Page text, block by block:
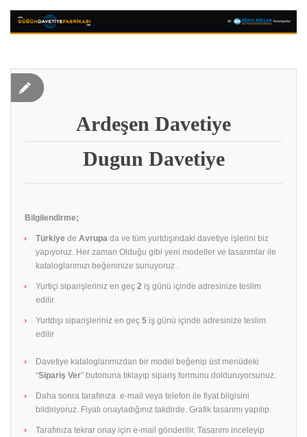
Ardeşen Davetiye
Dugun Davetiye
Bilgilendirme;
Türkiye de Avrupa da ve tüm yurtdışındaki davetiye işlerini biz
yapıyoruz. Her zaman Olduğu gibi yeni modeller ve tasarımlar ile
kataloglarımızı beğeninize sunuyoruz .
Yurtiçi siparişleriniz en geç 2 iş günü içinde adresinize teslim
edilir.
Yurtdışı siparişleriniz en geç 5 iş günü içinde adresinize teslim
edilir
Davetiye kataloglarımızdan bir model beğenip üst menüdeki
“Sipariş Ver” butonuna tıklayıp sipariş formunu dolduruyorsunuz.
Daha sonra tarafınıza e-mail veya telefon ile fiyat bilgisini
bildiriyoruz. Fiyatı onayladığınız takdirde. Grafik tasarımı yapılıp.
Tarafınıza tekrar onay için e-mail gönderilir. Tasarımı inceleyip